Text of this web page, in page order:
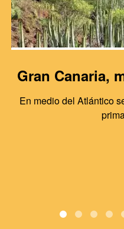
Gran Canaria,
En medio del Atlántico